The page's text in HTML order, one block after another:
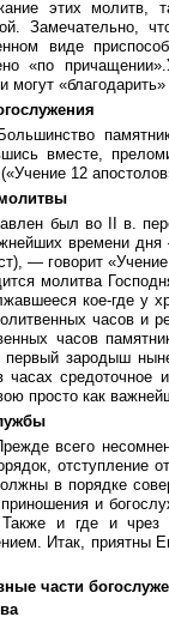
этих молитв,
Замечательно,
виде
«по
могут
вместе,
12
был во II в.
времени дня
— говорит
молитва
кое-где у
часов и
часов
зародыш
часах средоточное
просто как
всего
отступление
в порядке
и
и где и
Итак, приятны
части